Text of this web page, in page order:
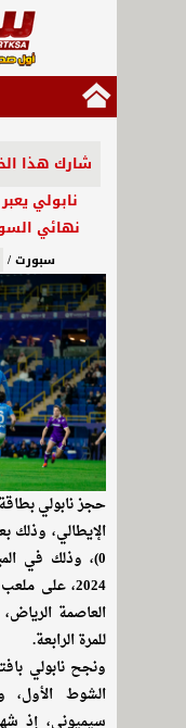
شارك هذا
نابولي
نهائي
سبورت /
حجز نابولي
2024، على
العاصمة
للمرة الرابعة.
الشوط الأول،
سيميوني، إذ